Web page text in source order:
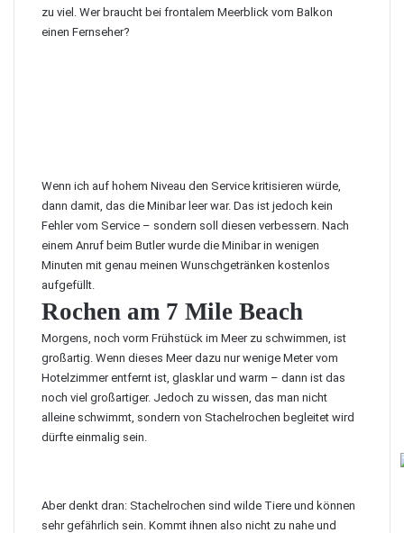
zu viel. Wer braucht bei frontalem Meerblick vom Balkon
einen Fernseher?
Wenn ich auf hohem Niveau den Service kritisieren würde,
dann damit, das die Minibar leer war. Das ist jedoch kein
Fehler vom Service – sondern soll diesen verbessern. Nach
einem Anruf beim Butler wurde die Minibar in wenigen
Minuten mit genau meinen Wunschgetränken kostenlos
aufgefüllt.
Rochen am 7 Mile Beach
Morgens, noch vorm Frühstück im Meer zu schwimmen, ist
großartig. Wenn dieses Meer dazu nur wenige Meter vom
Hotelzimmer entfernt ist, glasklar und warm – dann ist das
noch viel großartiger. Jedoch zu wissen, das man nicht
alleine schwimmt, sondern von Stachelrochen begleitet wird
dürfte einmalig sein.
Aber denkt dran: Stachelrochen sind wilde Tiere und können
sehr gefährlich sein. Kommt ihnen also nicht zu nahe und